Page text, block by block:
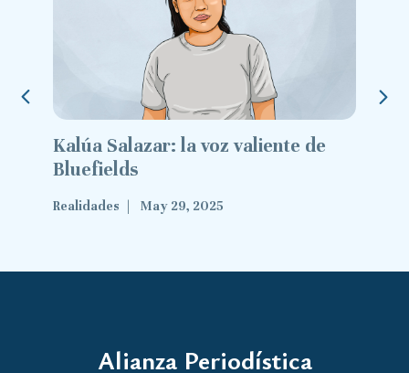
Kalúa Salazar: la voz valiente de
Bluefields
Realidades May 29, 2025
Alianza Periodística